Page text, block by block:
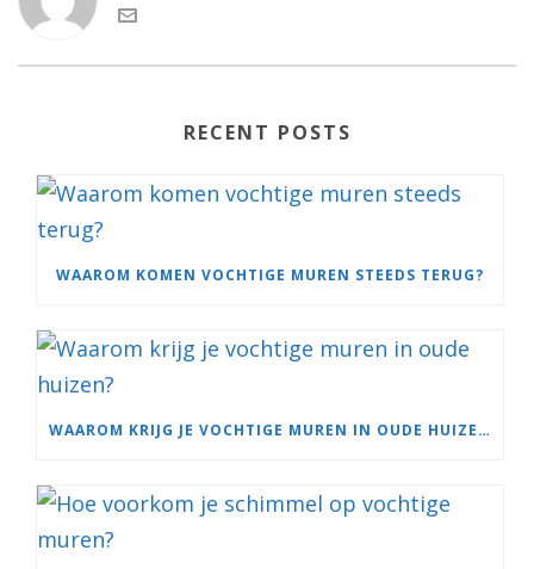
RECENT POSTS
WAAROM KOMEN VOCHTIGE MUREN STEEDS TERUG?
WAAROM KRIJG JE VOCHTIGE MUREN IN OUDE HUIZEN?